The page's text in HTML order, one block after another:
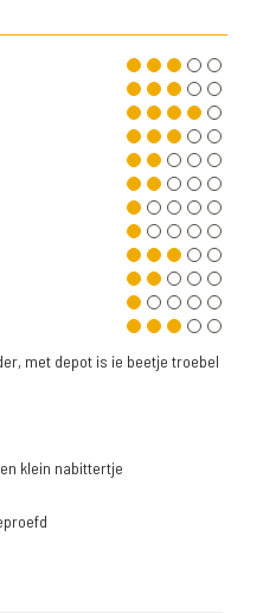
met depot is ie beetje troebel
klein nabittertje